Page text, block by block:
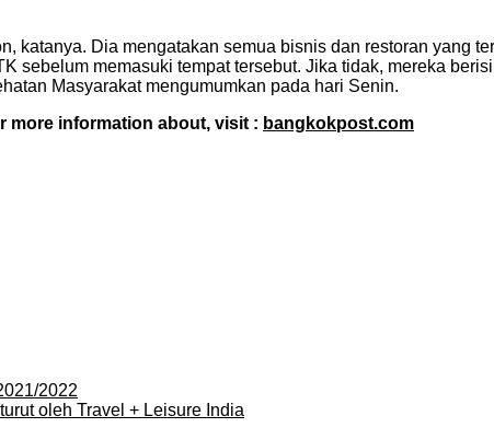
katanya. Dia mengatakan semua bisnis dan restoran yang
sebelum memasuki tempat tersebut. Jika tidak, mereka
Masyarakat mengumumkan pada hari Senin.
more information about, visit : bangkokpost.com
2022
oleh Travel + Leisure India